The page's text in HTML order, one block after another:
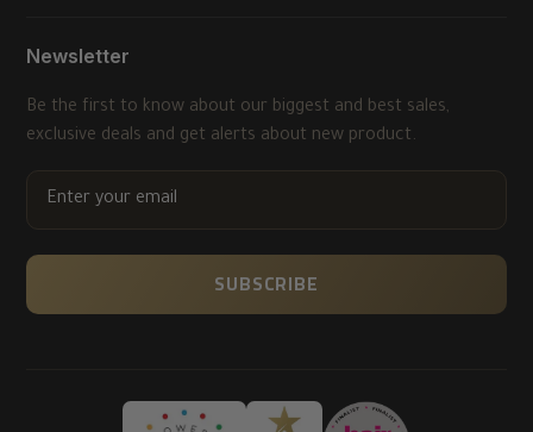
Newsletter
Be the first to know about our biggest and best sales,
exclusive deals and get alerts about new product.
SUBSCRIBE